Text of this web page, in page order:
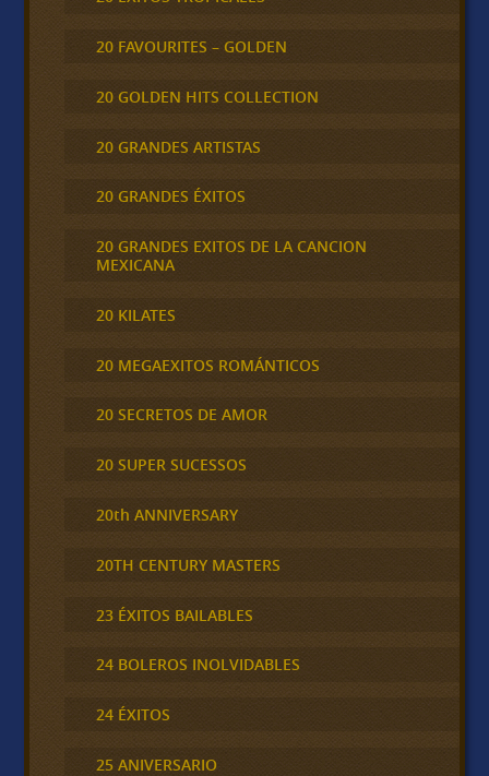
20 FAVOURITES – GOLDEN
20 GOLDEN HITS COLLECTION
20 GRANDES ARTISTAS
20 GRANDES ÉXITOS
20 GRANDES EXITOS DE LA CANCION
MEXICANA
20 KILATES
20 MEGAEXITOS ROMÁNTICOS
20 SECRETOS DE AMOR
20 SUPER SUCESSOS
20th ANNIVERSARY
20TH CENTURY MASTERS
23 ÉXITOS BAILABLES
24 BOLEROS INOLVIDABLES
24 ÉXITOS
25 ANIVERSARIO